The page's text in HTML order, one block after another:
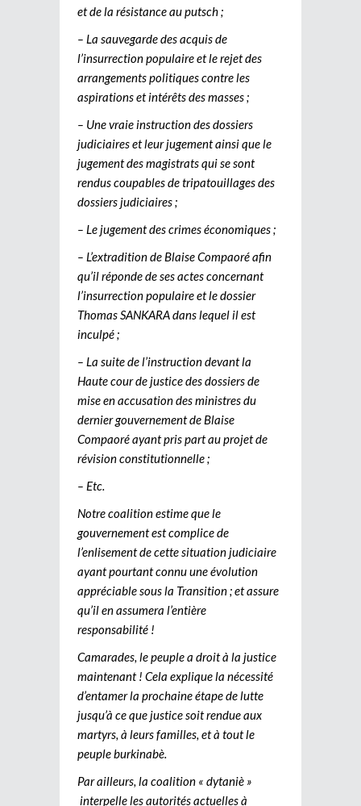
et de la résistance au putsch ;
– La sauvegarde des acquis de
l’insurrection populaire et le rejet des
arrangements politiques contre les
aspirations et intérêts des masses ;
– Une vraie instruction des dossiers
judiciaires et leur jugement ainsi que le
jugement des magistrats qui se sont
rendus coupables de tripatouillages des
dossiers judiciaires ;
– Le jugement des crimes économiques ;
– L’extradition de Blaise Compaoré afin
qu’il réponde de ses actes concernant
l’insurrection populaire et le dossier
Thomas SANKARA dans lequel il est
inculpé ;
– La suite de l’instruction devant la
Haute cour de justice des dossiers de
mise en accusation des ministres du
dernier gouvernement de Blaise
Compaoré ayant pris part au projet de
révision constitutionnelle ;
– Etc.
Notre coalition estime que le
gouvernement est complice de
l’enlisement de cette situation judiciaire
ayant pourtant connu une évolution
appréciable sous la Transition ; et assure
qu’il en assumera l’entière
responsabilité !
Camarades, le peuple a droit à la justice
maintenant ! Cela explique la nécessité
d’entamer la prochaine étape de lutte
jusqu’à ce que justice soit rendue aux
martyrs, à leurs familles, et à tout le
peuple burkinabè.
Par ailleurs, la coalition « dytaniè »
interpelle les autorités actuelles à